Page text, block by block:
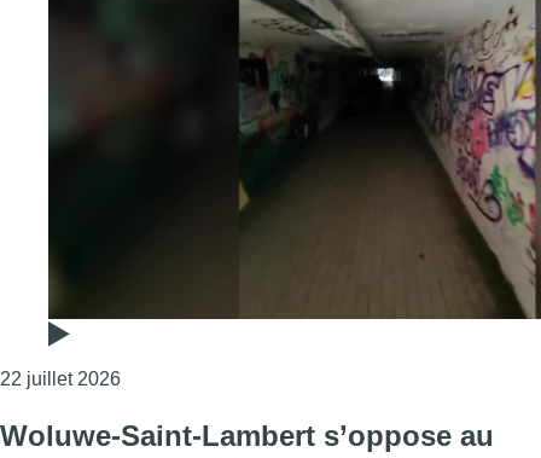
22 juillet 2026Consulter l'article "Le tunnel Vergote sera
Woluwe-Saint-Lambert s’oppose au